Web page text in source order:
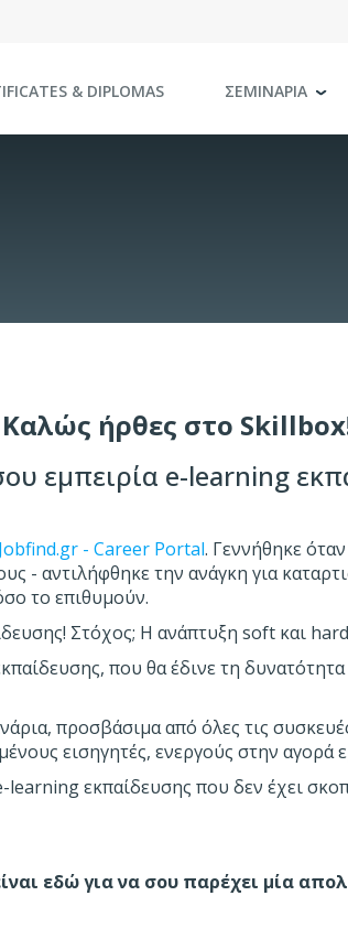
ΣΕΜΙΝΑΡΙΑ
& DIPLOMAS
Καλώς ήρθες στο
εμπειρία e-learning
Jobfind.gr - Career Portal. Γεννήθηκε
- αντιλήφθηκε την ανάγκη για
το επιθυμούν.
Στόχος; Η ανάπτυξη soft και
που θα έδινε τη
προσβάσιμα από όλες τις
εισηγητές, ενεργούς στην αγορά
εκπαίδευσης που δεν έχει
εδώ για να σου παρέχει μία